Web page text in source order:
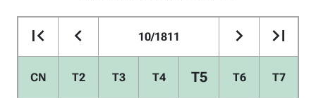
10/1811
CN T2 T3 T4 T5 T6 T7